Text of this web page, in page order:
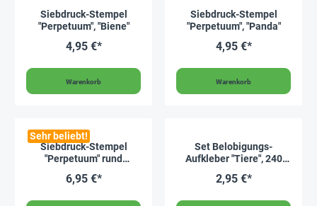
Siebdruck-Stempel
"Perpetuum", "Biene"
4,95 €*
Warenkorb
Siebdruck-Stempel
"Perpetuum", "Panda"
4,95 €*
Warenkorb
Sehr beliebt!
Siebdruck-Stempel
"Perpetuum" rund
6,95 €*
Set Belobigungs-
Aufkleber "Tiere", 240
2,95 €*